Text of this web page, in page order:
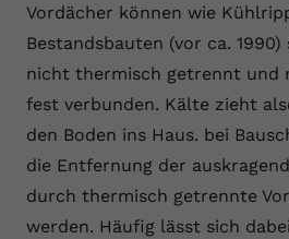
Vordächer können wie
Bestandsbauten (vor ca.
nicht thermisch getrennt und
fest verbunden. Kälte zieht
den Boden ins Haus. bei
die Entfernung der
durch thermisch getrennte
werden. Häufig lässt sich